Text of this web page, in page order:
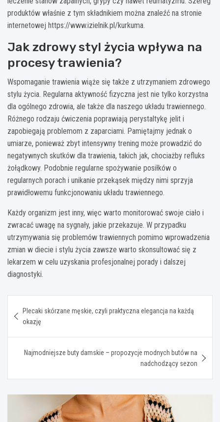
produktów właśnie z tym składnikiem można znaleźć na stronie
internetowej https://www.izielnik.pl/kurkuma.
Jak zdrowy styl życia wpływa na
procesy trawienia?
Wspomaganie trawienia wiąże się także z utrzymaniem zdrowego
stylu życia. Regularna aktywność fizyczna jest nie tylko korzystna
dla ogólnego zdrowia, ale także dla naszego układu trawiennego.
Różnego rodzaju ćwiczenia poprawiają perystaltykę jelit i
zapobiegają problemom z zaparciami. Pamiętajmy jednak o
umiarze, ponieważ zbyt intensywny trening może prowadzić do
negatywnych skutków dla trawienia, takich jak, chociażby refluks
żołądkowy. Podobnie regularne spożywanie posiłków o
regularnych porach i unikanie przekąsek między nimi sprzyja
prawidłowemu funkcjonowaniu układu trawiennego.
Każdy organizm jest inny, więc warto monitorować swoje ciało i
zwracać uwagę na sygnały, jakie przekazuje. W przypadku
utrzymywania się problemów trawiennych pomimo wprowadzenia
zmian w diecie i stylu życia zawsze warto skonsultować się z
lekarzem w celu uzyskania profesjonalnej porady i dalszej
diagnostyki.
wpisu
Plecaki skórzane męskie, czyli praktyczna elegancja na każdą
okazję
Najmodniejsze buty damskie – propozycje modnych butów na
nadchodzący sezon